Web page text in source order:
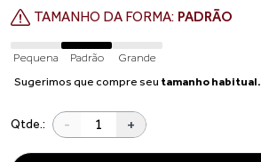
TAMANHO DA FORMA: PADRÃO
Pequena Padrão
Grande
Sugerimos que compre seu tamanho habitual.
Qtde.: - +